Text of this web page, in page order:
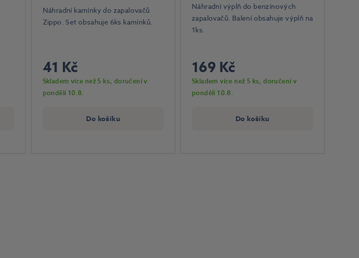
Náhradní kamínky do zapalovačů
Zippo. Set obsahuje 6ks kamínků.
41 Kč
Skladem více než 5 ks, doručení v
pondělí 10.8.
Do košíku
Náhradní výplň do benzínových
zapalovačů. Balení obsahuje výplň na
1ks.
169 Kč
Skladem více než 5 ks, doručení v
pondělí 10.8.
Do košíku